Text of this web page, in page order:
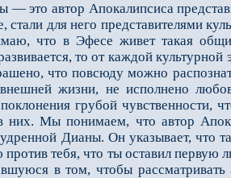
— это автор Апокалипсиса
для него представителями
что в Эфесе живет такая
то от каждой культурной
что повсюду можно
жизни, не исполнено
грубой чувственности,
Мы понимаем, что автор
Дианы. Он указывает, что
тебя, что ты оставил
в том, чтобы